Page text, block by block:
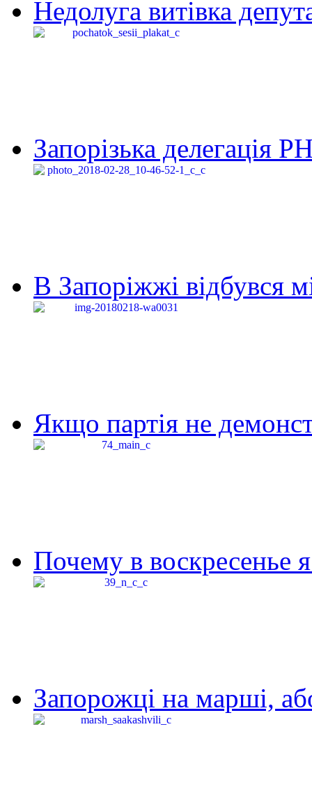
Недолуга витівка
Запорізька делегація
В Запоріжжі відбувся
Якщо партія не
Почему в воскресенье
Запорожці на марші,